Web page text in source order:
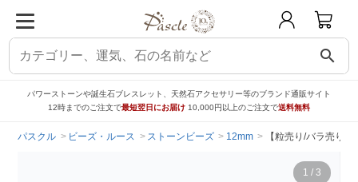
search
パワーストーンや誕生石ブレスレット、天然石アクセサリー等のブランド通販サイト
12時までのご注文で最短翌日にお届け 10,000円以上のご注文で送料無料
パスクル ビーズ・ルース ストーンビーズ 12mm 【粒売り/バラ売り
1 / 3